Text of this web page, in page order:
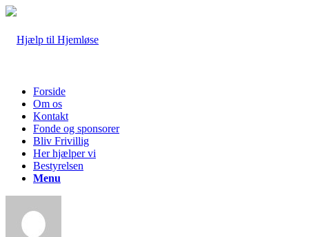
Forside
Om os
Kontakt
Fonde og sponsorer
Bliv Frivillig
Her hjælper vi
Bestyrelsen
Menu